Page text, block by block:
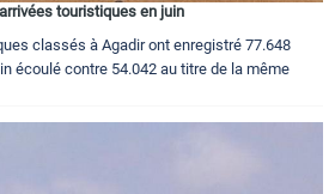
touristiques en juin
classés à Agadir ont enregistré 77.648
écoulé contre 54.042 au titre de la même